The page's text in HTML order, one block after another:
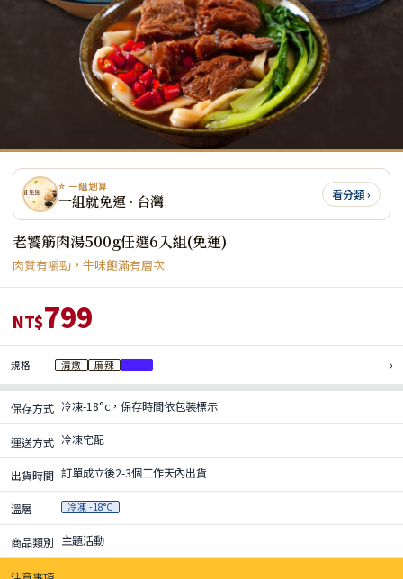
⭐ 一組划算
一組就免運 · 台灣 看分類 ›
老饕筋肉湯500g任選6入組(免運)
肉質有嚼勁，牛味飽滿有層次
NT$799
規格 清燉 麻辣 ›
保存方式 冷凍-18°c，保存時間依包裝標示
運送方式 冷凍宅配
出貨時間 訂單成立後2-3個工作天內出貨
溫層 冷凍 -18°C
商品類別 主題活動